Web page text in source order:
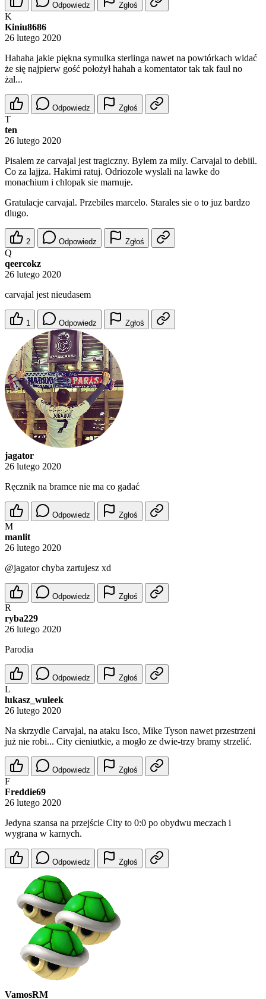
Odpowiedz Zgłoś
K
Kiniu8686
26 lutego 2020
Hahaha jakie piękna symulka sterlinga nawet na powtórkach widać
że się najpierw gość położył hahah a komentator tak tak faul no
żal...
Odpowiedz Zgłoś
T
ten
26 lutego 2020
Pisalem ze carvajal jest tragiczny. Bylem za mily. Carvajal to debiil.
Co za lajjza. Hakimi ratuj. Odriozole wyslali na lawke do
monachium i chlopak sie marnuje.
Gratulacje carvajal. Przebiles marcelo. Starales sie o to juz bardzo
dlugo.
2 Odpowiedz Zgłoś
Q
qeercokz
26 lutego 2020
carvajal jest nieudasem
1 Odpowiedz Zgłoś
jagator
26 lutego 2020
Ręcznik na bramce nie ma co gadać
Odpowiedz Zgłoś
M
manlit
26 lutego 2020
@jagatorchyba zartujesz xd
Odpowiedz Zgłoś
R
ryba229
26 lutego 2020
Parodia
Odpowiedz Zgłoś
L
lukasz_wuleek
26 lutego 2020
Na skrzydle Carvajal, na ataku Isco, Mike Tyson nawet przestrzeni
już nie robi... City cieniutkie, a mogło ze dwie-trzy bramy strzelić.
Odpowiedz Zgłoś
F
Freddie69
26 lutego 2020
Jedyna szansa na przejście City to 0:0 po obydwu meczach i
wygrana w karnych.
Odpowiedz Zgłoś
VamosRM